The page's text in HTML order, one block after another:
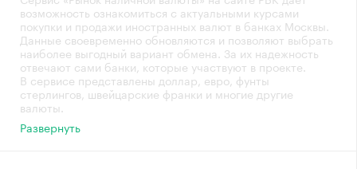
возможность ознакомиться с актуальными курсами
покупки и продажи иностранных валют в банках Москвы.
Данные своевременно обновляются и позволяют выбрать
наиболее выгодный вариант обмена. За их надежность
отвечают сами банки, которые участвуют в проекте.
В сервисе представлены доллар, евро, фунты
стерлингов, швейцарские франки и многие другие
валюты.
Развернуть